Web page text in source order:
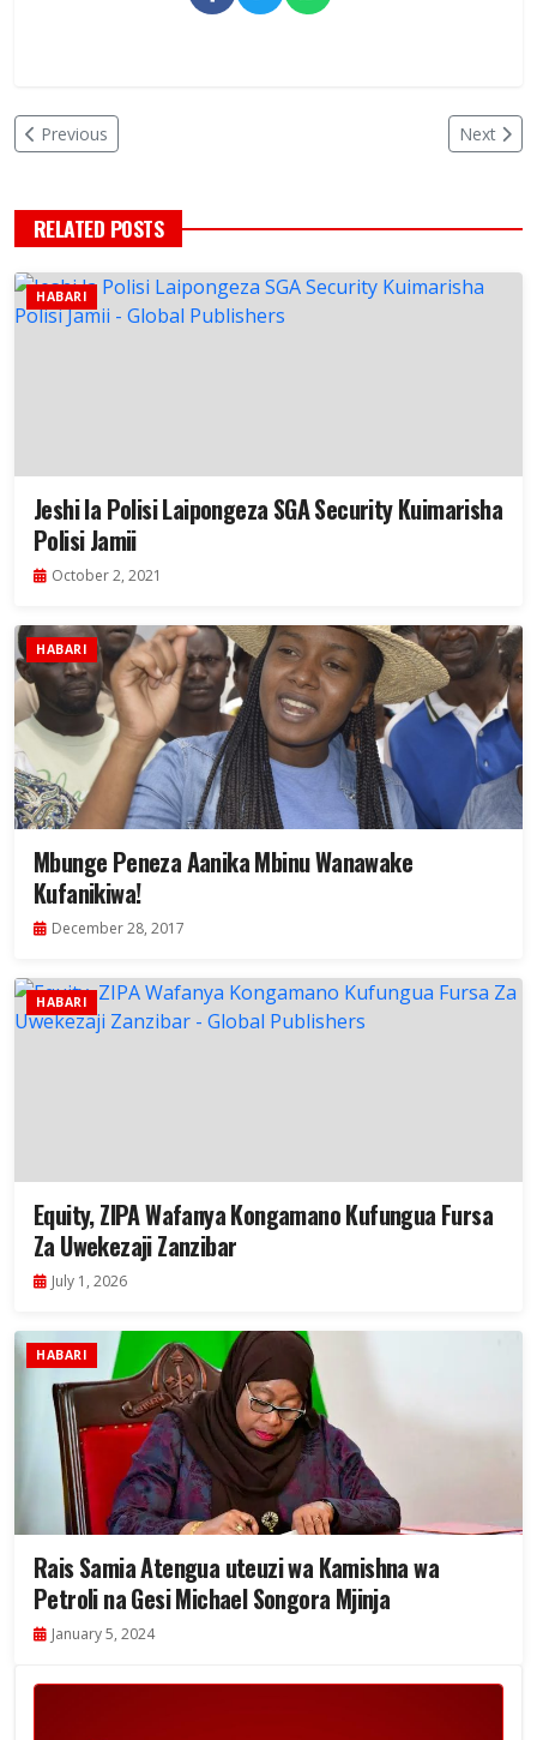
Previous Next
RELATED POSTS
HABARI
Jeshi la Polisi Laipongeza SGA Security Kuimarisha
Polisi Jamii
October 2, 2021
HABARI
Mbunge Peneza Aanika Mbinu Wanawake
Kufanikiwa!
December 28, 2017
HABARI
Equity, ZIPA Wafanya Kongamano Kufungua Fursa
Za Uwekezaji Zanzibar
July 1, 2026
HABARI
Rais Samia Atengua uteuzi wa Kamishna wa
Petroli na Gesi Michael Songora Mjinja
January 5, 2024